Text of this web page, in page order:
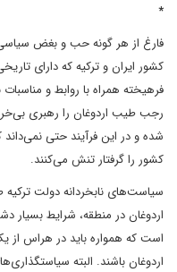
*
فارغ از هر گونه حب و بغض
کشور ایران و ترکیه که دارای
فرهیخته همراه با روابط و
رجب طیب اردوغان را رهبری
شده و در این فرآیند حتی
کشور را گرفتار تنش می‌کنند.
سیاست‌های نابخردانه دولت
اردوغان در منطقه، شرایط بسیار
است که همواره باید در هراس از
اردوغان باشند. البته